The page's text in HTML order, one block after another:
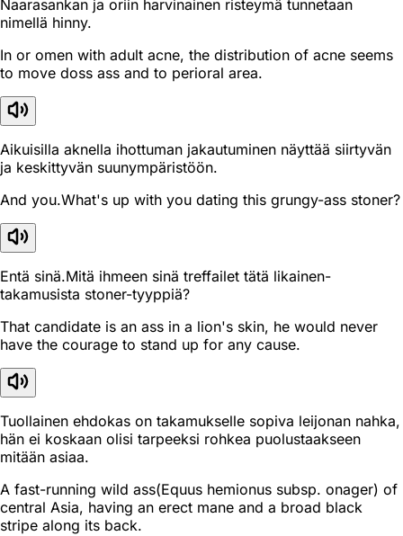
Naarasankan ja oriin harvinainen risteymä tunnetaan
nimellä hinny.
In or omen with adult acne, the distribution of acne seems
to move doss ass and to perioral area.
Aikuisilla aknella ihottuman jakautuminen näyttää siirtyvän
ja keskittyvän suunympäristöön.
And you.What's up with you dating this grungy-ass stoner?
Entä sinä.Mitä ihmeen sinä treffailet tätä likainen-
takamusista stoner-tyyppiä?
That candidate is an ass in a lion's skin, he would never
have the courage to stand up for any cause.
Tuollainen ehdokas on takamukselle sopiva leijonan nahka,
hän ei koskaan olisi tarpeeksi rohkea puolustaakseen
mitään asiaa.
A fast-running wild ass(Equus hemionus subsp. onager) of
central Asia, having an erect mane and a broad black
stripe along its back.